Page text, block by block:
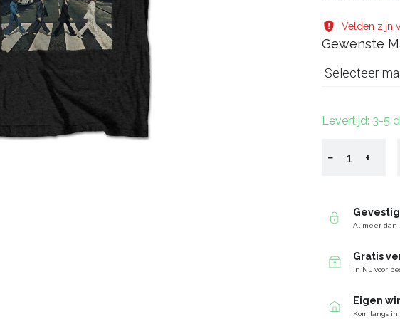
Velden zijn
Gewenste
Selecteer
Levertijd: 3-5
− +
Al meer dan
Gratis
In NL voor
Eigen
Kom langs